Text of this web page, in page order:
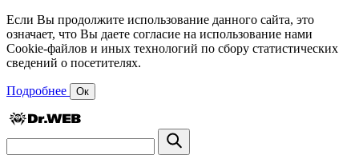
Если Вы продолжите использование данного сайта, это
означает, что Вы даете согласие на использование нами
Cookie-файлов и иных технологий по сбору статистических
сведений о посетителях.
Подробнее Ок